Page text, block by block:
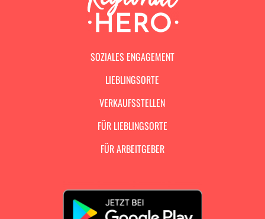
SOZIALES ENGAGEMENT
LIEBLINGSORTE
VERKAUFSSTELLEN
FÜR LIEBLINGSORTE
FÜR ARBEITGEBER